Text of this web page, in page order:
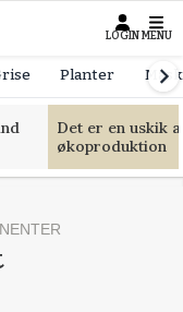
LOGIN MENU
Planter
Det er en uskik
økoproduktion